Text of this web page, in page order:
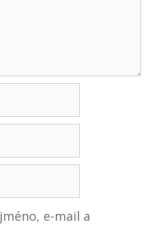
e-mail a